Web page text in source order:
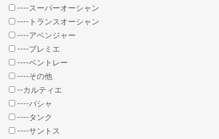
----スーパーオーシャン
----トランスオーシャン
----アベンジャー
----プレミエ
----ベントレー
----その他
--カルティエ
----パシャ
----タンク
----サントス